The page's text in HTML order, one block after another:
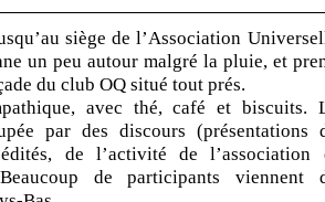
siège de l’Association
un peu autour malgré la pluie, et
du club OQ situé tout prés.
avec thé, café et biscuits.
par des discours (présentations
de l’activité de l’association
de participants viennent